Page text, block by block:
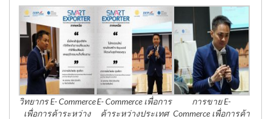
วิทยากร E- Commerce
เพื่อการค้าระหว่าง
E- Commerce เพื่อการ
ค้าระหว่างประเทศ
การขาย E-
Commerce เพื่อการค้า